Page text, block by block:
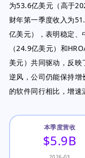
为53.6亿美元（高于
财年第一季度收入为
亿美元），表明稳定、
（24.9亿美元）和
美元）共同驱动，反
逆风，公司仍能保持增
的软件同行相比，增速
本季度营收
$5.9B